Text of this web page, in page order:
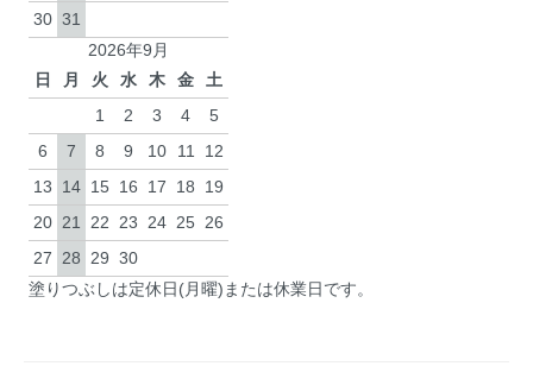
30 31
2026年9月
日
月 火 水 木 金
土
1
2 3 4
5
6
7 8 9 10 11
12
13
14 15 16 17 18
19
20 21 22 23 24 25 26
27 28 29 30
塗りつぶしは定休日(月曜)または休業日です。